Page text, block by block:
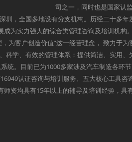
司之一，同时也是国家认
圳，全国多地设有分支机构。历经二十多年
成为实力强大的综合类管理咨询及培训机构
为客户创造价值”这一经营理念， 致力于为
科学、有效的管理体系；提供简洁、实用、
统。目前已为1000多家涉及汽车制造各环
认证咨询与培训服务、五大核心工具咨
师资均具有15年以上的辅导及培训经验，具